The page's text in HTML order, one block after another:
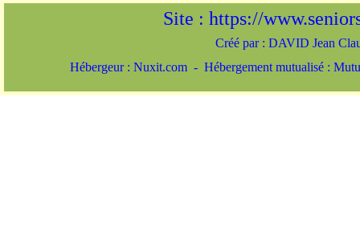
Site : https://
Créé par : DAVID Jean
Hébergeur : Nuxit.com - Hébergement mutualisé :